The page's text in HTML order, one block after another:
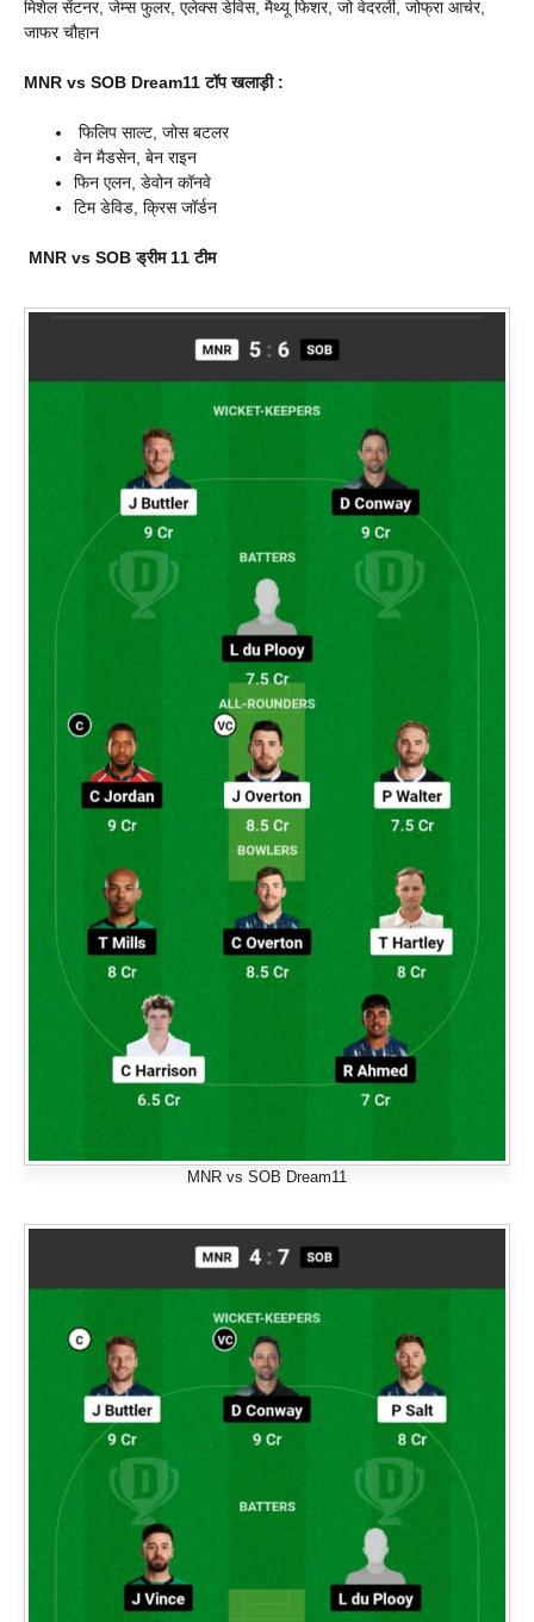
मिशेल सेंटनर, जेम्स फुलर, एलेक्स डेविस, मैथ्यू फिशर, जो वेदरली, जोफ्रा आर्चर,
जाफर चौहान
MNR vs SOB Dream11 टॉप खलाड़ी :
फिलिप साल्ट, जोस बटलर
वेन मैडसेन, बेन राइन
फिन एलन, डेवोन कॉनवे
टिम डेविड, क्रिस जॉर्डन
MNR vs SOBड्रीम 11 टीम
MNR vs SOB Dream11